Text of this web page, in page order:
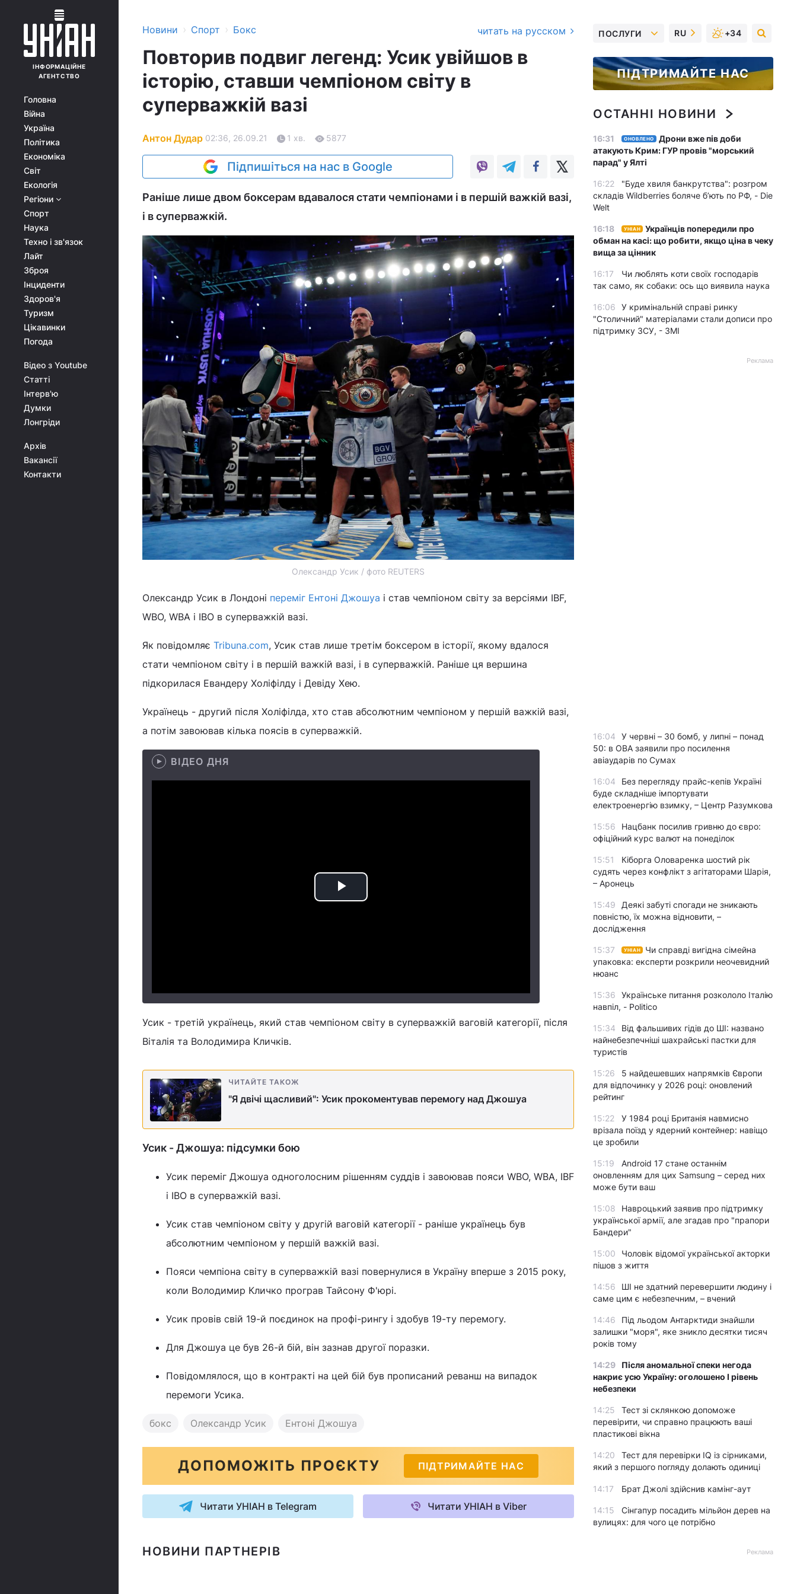
ІНФОРМАЦІЙНЕ
АГЕНТСТВО
Головна
Війна
Україна
Політика
Економіка
Світ
Екологія
Регіони
Спорт
Наука
Техно і зв'язок
Лайт
Зброя
Інциденти
Здоров'я
Туризм
Цікавинки
Погода
Відео з Youtube
Статті
Інтерв'ю
Думки
Лонгріди
Архів
Вакансії
Контакти
Новини › Спорт › Бокс читать на русском
Повторив подвиг легенд: Усик увійшов в
історію, ставши чемпіоном світу в
суперважкій вазі
Антон Дудар 02:36, 26.09.21 1 хв. 5877
Підпишіться на нас в Google
Раніше лише двом боксерам вдавалося стати чемпіонами і в першій важкій вазі,
і в суперважкій.
Олександр Усик / фото REUTERS
Олександр Усик в Лондоні переміг Ентоні Джошуа і став чемпіоном світу за версіями IBF,
WBO, WBA і IBO в суперважкій вазі.
Як повідомляє Tribuna.com, Усик став лише третім боксером в історії, якому вдалося
стати чемпіоном світу і в першій важкій вазі, і в суперважкій. Раніше ця вершина
підкорилася Евандеру Холіфілду і Девіду Хею.
Українець - другий після Холіфілда, хто став абсолютним чемпіоном у першій важкій вазі,
а потім завоював кілька поясів в суперважкій.
ВІДЕО ДНЯ
Play
Усик - третій українець, який став чемпіоном світу в суперважкій ваговій категорії, після
Віталія та Володимира Кличків.
ЧИТАЙТЕ ТАКОЖ
"Я двічі щасливий": Усик прокоментував перемогу над Джошуа
Усик - Джошуа: підсумки бою
Усик переміг Джошуа одноголосним рішенням суддів і завоював пояси WBO, WBA, IBF
і IBO в суперважкій вазі.
Усик став чемпіоном світу у другій ваговій категорії - раніше українець був
абсолютним чемпіоном у першій важкій вазі.
Пояси чемпіона світу в суперважкій вазі повернулися в Україну вперше з 2015 року,
коли Володимир Кличко програв Тайсону Ф'юрі.
Усик провів свій 19-й поєдинок на профі-рингу і здобув 19-ту перемогу.
Для Джошуа це був 26-й бій, він зазнав другої поразки.
Повідомлялося, що в контракті на цей бій був прописаний реванш на випадок
перемоги Усика.
бокс Олександр Усик Ентоні Джошуа
ДОПОМОЖІТЬ ПРОЄКТУ ПІДТРИМАЙТЕ НАС
Читати УНІАН в Telegram Читати УНІАН в Viber
НОВИНИ ПАРТНЕРІВ
ПОСЛУГИ RU +34
ПІДТРИМАЙТЕ НАС
ОСТАННІ НОВИНИ
16:31 ОНОВЛЕНО
Дрони вже пів доби
атакують Крим: ГУР провів "морський
парад" у Ялті
16:22
"Буде хвиля банкрутства": розгром
складів Wildberries боляче бʼють по РФ, - Die
Welt
16:18 УНІАН
Українців попередили про
обман на касі: що робити, якщо ціна в чеку
вища за цінник
16:17
Чи люблять коти своїх господарів
так само, як собаки: ось що виявила наука
16:06
У кримінальній справі ринку
"Столичний" матеріалами стали дописи про
підтримку ЗСУ, - ЗМІ
Реклама
16:04
У червні – 30 бомб, у липні – понад
50: в ОВА заявили про посилення
авіаударів по Сумах
16:04
Без перегляду прайс-кепів Україні
буде складніше імпортувати
електроенергію взимку, – Центр Разумкова
15:56
Нацбанк посилив гривню до євро:
офіційний курс валют на понеділок
15:51
Кіборга Оловаренка шостий рік
судять через конфлікт з агітаторами Шарія,
– Аронець
15:49
Деякі забуті спогади не зникають
повністю, їх можна відновити, –
дослідження
15:37 УНІАН
Чи справді вигідна сімейна
упаковка: експерти розкрили неочевидний
нюанс
15:36
Українське питання розкололо Італію
навпіл, - Politico
15:34
Від фальшивих гідів до ШІ: названо
найнебезпечніші шахрайські пастки для
туристів
15:26
5 найдешевших напрямків Європи
для відпочинку у 2026 році: оновлений
рейтинг
15:22
У 1984 році Британія навмисно
врізала поїзд у ядерний контейнер: навіщо
це зробили
15:19
Android 17 стане останнім
оновленням для цих Samsung – серед них
може бути ваш
15:08
Навроцький заявив про підтримку
української армії, але згадав про "прапори
Бандери"
15:00
Чоловік відомої української акторки
пішов з життя
14:56
ШІ не здатний перевершити людину і
саме цим є небезпечним, – вчений
14:46
Під льодом Антарктиди знайшли
залишки "моря", яке зникло десятки тисяч
років тому
14:29
Після аномальної спеки негода
накриє усю Україну: оголошено І рівень
небезпеки
14:25
Тест зі склянкою допоможе
перевірити, чи справно працюють ваші
пластикові вікна
14:20
Тест для перевірки IQ із сірниками,
який з першого погляду долають одиниці
14:17 Брат Джолі здійснив камінг-аут
14:15
Сінгапур посадить мільйон дерев на
вулицях: для чого це потрібно
Реклама